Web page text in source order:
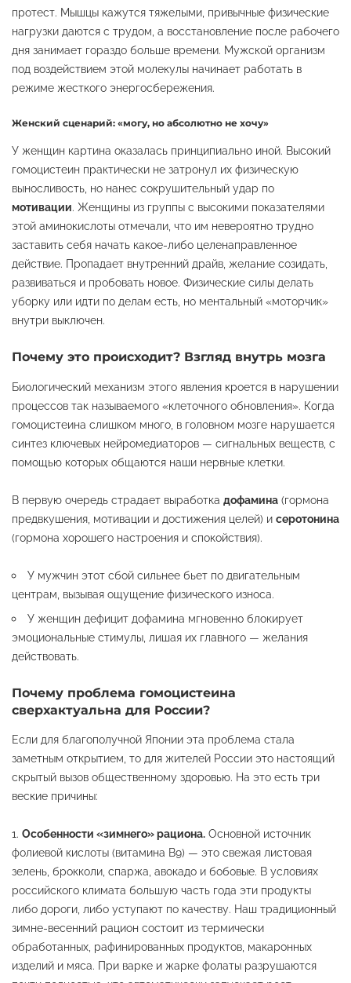
протест. Мышцы кажутся тяжелыми, привычные физические
нагрузки даются с трудом, а восстановление после рабочего
дня занимает гораздо больше времени. Мужской организм
под воздействием этой молекулы начинает работать в
режиме жесткого энергосбережения.
Женский сценарий: «могу, но абсолютно не хочу»
У женщин картина оказалась принципиально иной. Высокий
гомоцистеин практически не затронул их физическую
выносливость, но нанес сокрушительный удар по
мотивации. Женщины из группы с высокими показателями
этой аминокислоты отмечали, что им невероятно трудно
заставить себя начать какое-либо целенаправленное
действие. Пропадает внутренний драйв, желание созидать,
развиваться и пробовать новое. Физические силы делать
уборку или идти по делам есть, но ментальный «моторчик»
внутри выключен.
Почему это происходит? Взгляд внутрь мозга
Биологический механизм этого явления кроется в нарушении
процессов так называемого «клеточного обновления». Когда
гомоцистеина слишком много, в головном мозге нарушается
синтез ключевых нейромедиаторов — сигнальных веществ, с
помощью которых общаются наши нервные клетки.
В первую очередь страдает выработка дофамина (гормона
предвкушения, мотивации и достижения целей) и серотонина
(гормона хорошего настроения и спокойствия).
У мужчин этот сбой сильнее бьет по двигательным
центрам, вызывая ощущение физического износа.
У женщин дефицит дофамина мгновенно блокирует
эмоциональные стимулы, лишая их главного — желания
действовать.
Почему проблема гомоцистеина
сверхактуальна для России?
Если для благополучной Японии эта проблема стала
заметным открытием, то для жителей России это настоящий
скрытый вызов общественному здоровью. На это есть три
веские причины:
Особенности «зимнего» рациона. Основной источник
фолиевой кислоты (витамина B9) — это свежая листовая
зелень, брокколи, спаржа, авокадо и бобовые. В условиях
российского климата большую часть года эти продукты
либо дороги, либо уступают по качеству. Наш традиционный
зимне-весенний рацион состоит из термически
обработанных, рафинированных продуктов, макаронных
изделий и мяса. При варке и жарке фолаты разрушаются